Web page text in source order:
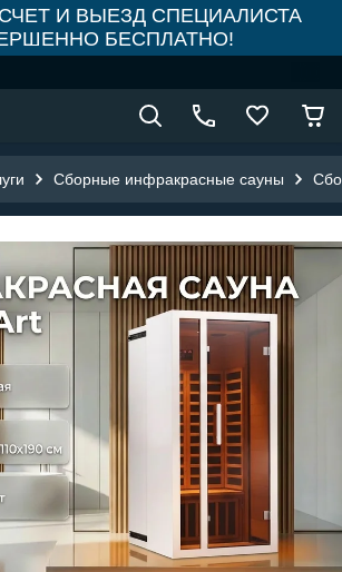
И ВЫЕЗД СПЕЦИАЛИСТА
БЕСПЛАТНО!
Сборные инфракрасные сауны